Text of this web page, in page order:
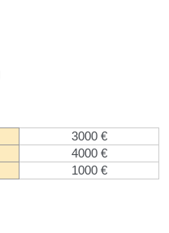
3000 €
4000 €
1000 €